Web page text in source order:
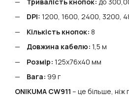
DPI: 1200, 1600, 2400, 3200,
Кількість кнопок: 8
Довжина кабелю: 1,5 м
Розмір: 125x76x40 мм
Вага: 99 г
ONIKUMA CW911 – це більше,